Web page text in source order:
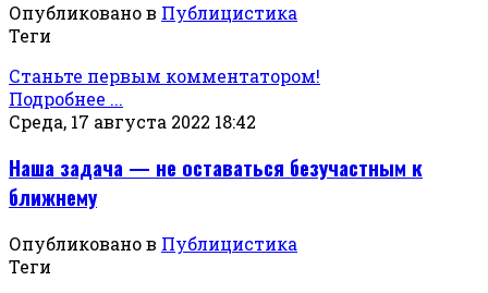
Опубликовано в Публицистика
Теги
Станьте первым комментатором!
Подробнее ...
Среда, 17 августа 2022 18:42
Наша задача — не оставаться безучастным к
ближнему
Опубликовано в Публицистика
Теги